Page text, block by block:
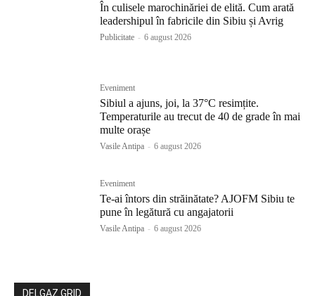
În culisele marochinăriei de elită. Cum arată
leadershipul în fabricile din Sibiu și Avrig
Publicitate - 6 august 2026
Eveniment
Sibiul a ajuns, joi, la 37°C resimțite.
Temperaturile au trecut de 40 de grade în mai
multe orașe
Vasile Antipa - 6 august 2026
Eveniment
Te-ai întors din străinătate? AJOFM Sibiu te
pune în legătură cu angajatorii
Vasile Antipa - 6 august 2026
DELGAZ GRID